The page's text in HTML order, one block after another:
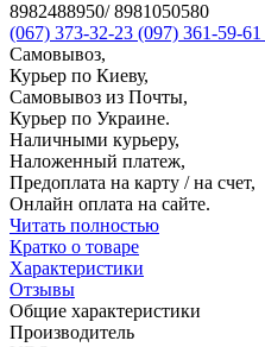
8982488950/ 8981050580
(067) 373-32-23 (097) 361-59-61
Самовывоз,
Курьер по Киеву,
Самовывоз из Почты,
Курьер по Украине.
Наличными курьеру,
Наложенный платеж,
Предоплата на карту / на счет,
Онлайн оплата на сайте.
Читать полностью
Кратко о товаре
Характеристики
Отзывы
Общие характеристики
Производитель